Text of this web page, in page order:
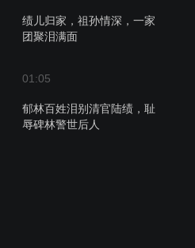
绩儿归家，祖孙情深，一家
团聚泪满面
01:05
郁林百姓泪别清官陆绩，耻
辱碑林警世后人